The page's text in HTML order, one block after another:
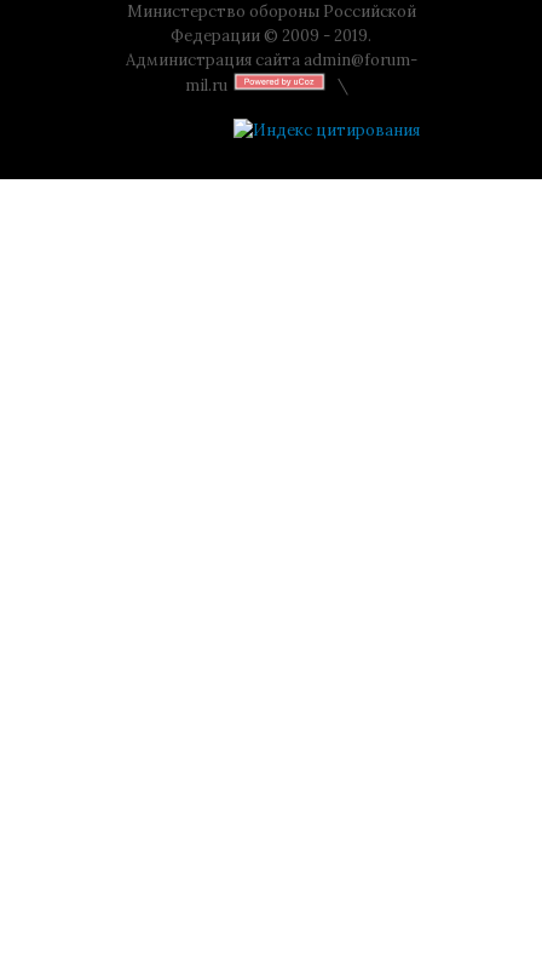
Министерство обороны Российской
Федерации © 2009 - 2019.
Администрация сайта admin@forum-
mil.ru